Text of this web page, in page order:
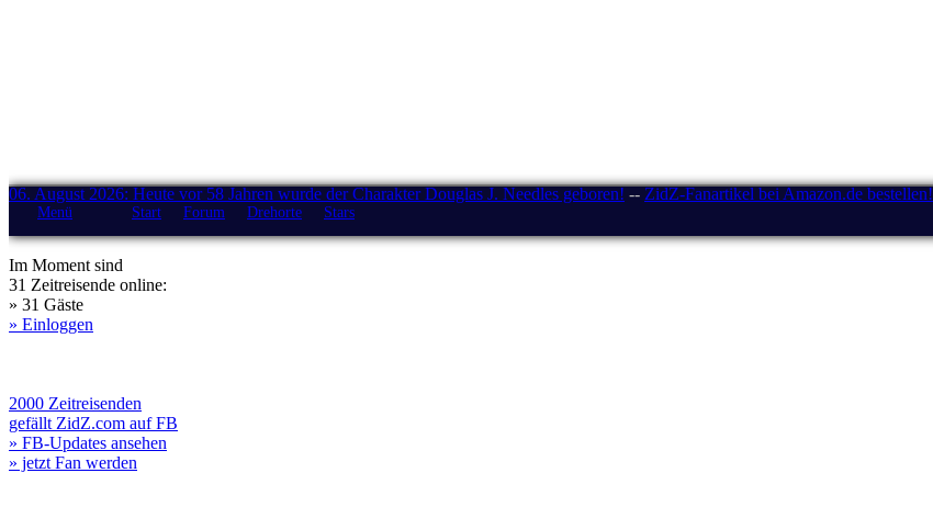
06. August 2026: Heute vor 58 Jahren wurde der Charakter Douglas J. Needles geboren! -- ZidZ-Fanartikel bei Amazon.de bestellen!
Menü Start Forum Drehorte Stars
Im Moment sind
31 Zeitreisende online:
» 31 Gäste
» Einloggen
2000 Zeitreisenden
gefällt ZidZ.com auf FB
» FB-Updates ansehen
» jetzt Fan werden